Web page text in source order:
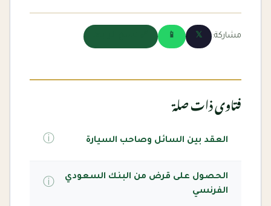
مشاركة: 𝕏
📱
فتاوى ذات صلة
العقد بين السائل وصاحب السيارة ⓘ
الحصول على قرض من البنك السعودي
الفرنسي
ⓘ